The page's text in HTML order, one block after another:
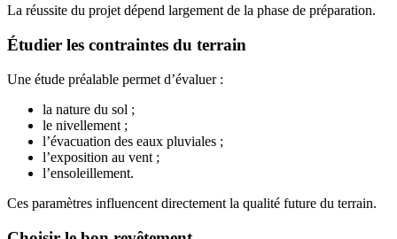
La réussite du projet dépend largement de la phase de préparation.
Étudier les contraintes du terrain
Une étude préalable permet d’évaluer :
la nature du sol ;
le nivellement ;
l’évacuation des eaux pluviales ;
l’exposition au vent ;
l’ensoleillement.
Ces paramètres influencent directement la qualité future du terrain.